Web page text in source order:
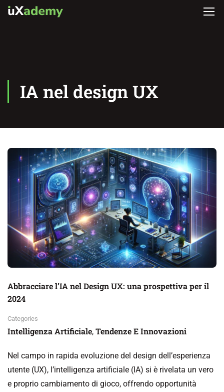
IA nel design UX
Abbracciare l’IA nel Design UX: una prospettiva per il
2024
Categories
Intelligenza Artificiale, Tendenze E Innovazioni
Nel campo in rapida evoluzione del design dell’esperienza
utente (UX), l’intelligenza artificiale (IA) si è rivelata un vero
e proprio cambiamento di gioco, offrendo opportunità